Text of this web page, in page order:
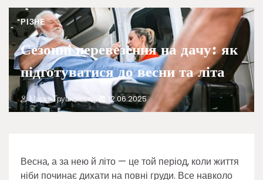
РІЗНЕ
Сезонні перевезення на дачу: як
підготуватися до весни та літа
Марко Грушевський 12.06.2025
Весна, а за нею й літо — це той період, коли життя
ніби починає дихати на повні груди. Все навколо